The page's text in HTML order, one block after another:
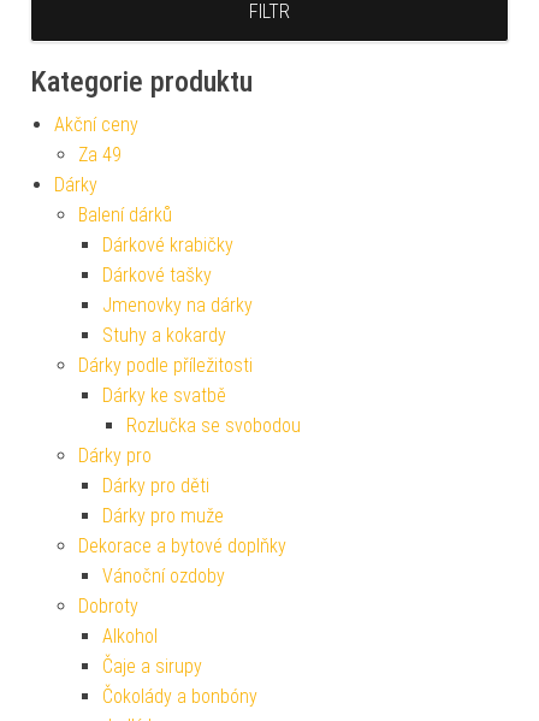
FILTR
Kategorie produktu
Akční ceny
Za 49
Dárky
Balení dárků
Dárkové krabičky
Dárkové tašky
Jmenovky na dárky
Stuhy a kokardy
Dárky podle příležitosti
Dárky ke svatbě
Rozlučka se svobodou
Dárky pro
Dárky pro děti
Dárky pro muže
Dekorace a bytové doplňky
Vánoční ozdoby
Dobroty
Alkohol
Čaje a sirupy
Čokolády a bonbóny